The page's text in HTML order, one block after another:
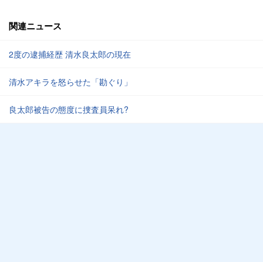
関連ニュース
2度の逮捕経歴 清水良太郎の現在
清水アキラを怒らせた「勘ぐり」
良太郎被告の態度に捜査員呆れ?